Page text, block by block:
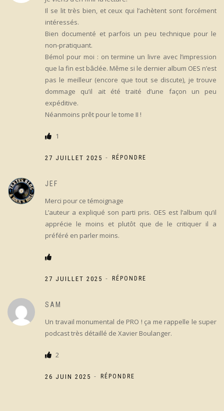
Il se lit très bien, et ceux qui l’achètent sont forcément
intéressés.
Bien documenté et parfois un peu technique pour le
non-pratiquant.
Bémol pour moi : on termine un livre avec l’impression
que la fin est bâclée. Même si le dernier album OES n’est
pas le meilleur (encore que tout se discute), je trouve
dommage qu’il ait été traité d’une façon un peu
expéditive.
Néanmoins prêt pour le tome II !
1
27 JUILLET 2025 - RÉPONDRE
JEF
Merci pour ce témoignage
L’auteur a expliqué son parti pris. OES est l’album qu’il
apprécie le moins et plutôt que de le critiquer il a
préféré en parler moins.
27 JUILLET 2025 - RÉPONDRE
SAM
Un travail monumental de PRO ! ça me rappelle le super
podcast très détaillé de Xavier Boulanger.
2
26 JUIN 2025 - RÉPONDRE